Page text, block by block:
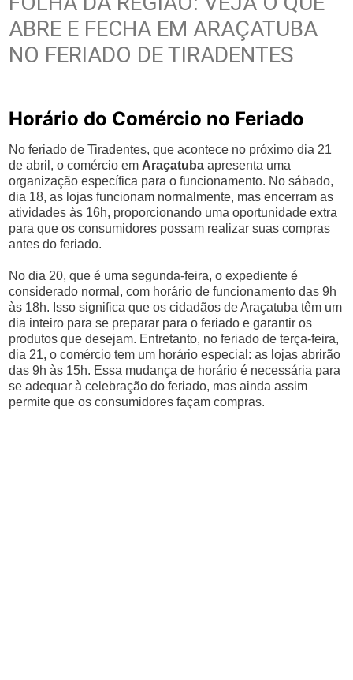
ABRE E FECHA EM ARAÇATUBA
NO FERIADO DE TIRADENTES
Horário do Comércio no Feriado
No feriado de Tiradentes, que acontece no próximo dia 21
de abril, o comércio em Araçatuba apresenta uma
organização específica para o funcionamento. No sábado,
dia 18, as lojas funcionam normalmente, mas encerram as
atividades às 16h, proporcionando uma oportunidade extra
para que os consumidores possam realizar suas compras
antes do feriado.
No dia 20, que é uma segunda-feira, o expediente é
considerado normal, com horário de funcionamento das 9h
às 18h. Isso significa que os cidadãos de Araçatuba têm um
dia inteiro para se preparar para o feriado e garantir os
produtos que desejam. Entretanto, no feriado de terça-feira,
dia 21, o comércio tem um horário especial: as lojas abrirão
das 9h às 15h. Essa mudança de horário é necessária para
se adequar à celebração do feriado, mas ainda assim
permite que os consumidores façam compras.